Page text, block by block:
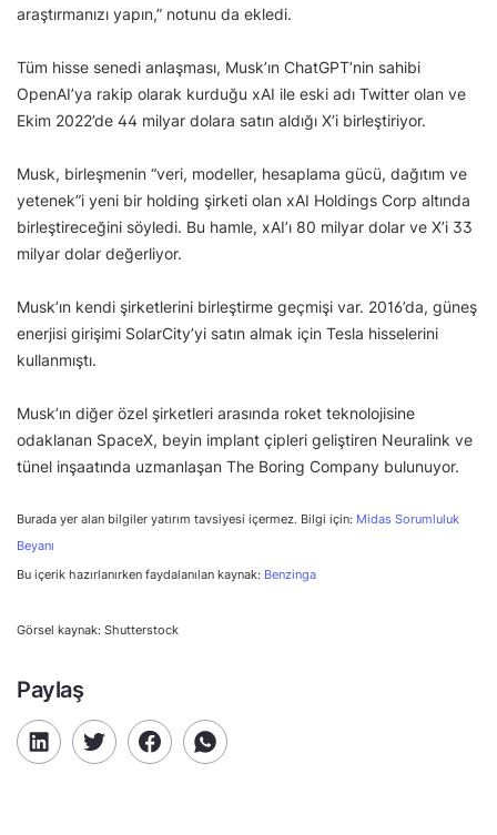
araştırmanızı yapın,” notunu da ekledi.
Tüm hisse senedi anlaşması, Musk’ın ChatGPT’nin sahibi
OpenAI’ya rakip olarak kurduğu xAI ile eski adı Twitter olan ve
Ekim 2022’de 44 milyar dolara satın aldığı X’i birleştiriyor.
Musk, birleşmenin “veri, modeller, hesaplama gücü, dağıtım ve
yetenek”i yeni bir holding şirketi olan xAI Holdings Corp altında
birleştireceğini söyledi. Bu hamle, xAI’ı 80 milyar dolar ve X’i 33
milyar dolar değerliyor.
Musk’ın kendi şirketlerini birleştirme geçmişi var. 2016’da, güneş
enerjisi girişimi SolarCity’yi satın almak için Tesla hisselerini
kullanmıştı.
Musk’ın diğer özel şirketleri arasında roket teknolojisine
odaklanan SpaceX, beyin implant çipleri geliştiren Neuralink ve
tünel inşaatında uzmanlaşan The Boring Company bulunuyor.
Burada yer alan bilgiler yatırım tavsiyesi içermez. Bilgi için: Midas Sorumluluk
Beyanı
Bu içerik hazırlanırken faydalanılan kaynak: Benzinga
Görsel kaynak: Shutterstock
Paylaş